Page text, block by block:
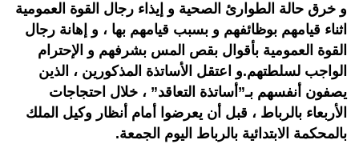
و خرق حالة الطوارئ الصحية و إيذاء رجال القوة العمومية
اثناء قيامهم بوظائفهم و بسبب قيامهم بها ، و إهانة رجال
القوة العمومية بأقوال بقص المس بشرفهم و الإحترام
الواجب لسلطتهم.و اعتقل الأساتذة المذكورين ، الذين
يصفون أنفسهم بـ”أساتذة التعاقد” ، خلال احتجاجات
الأربعاء بالرباط ، قبل أن يعرضوا أمام أنظار وكيل الملك
بالمحكمة الابتدائية بالرباط اليوم الجمعة.